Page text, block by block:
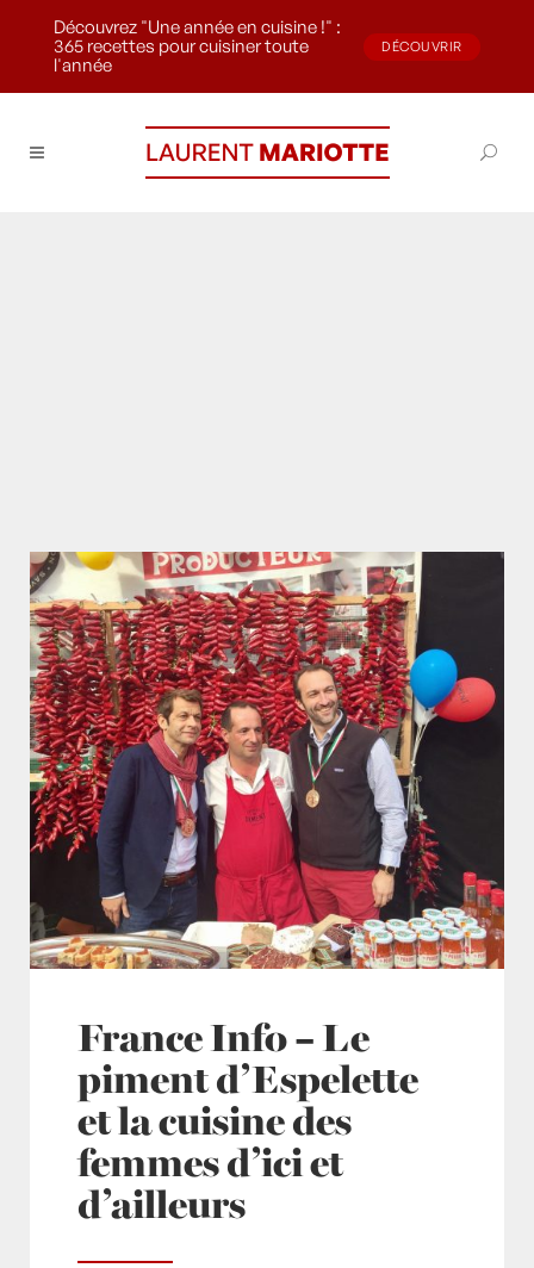
Découvrez "Une année en cuisine !" :
365 recettes pour cuisiner toute
l'année
DÉCOUVRIR
France Info – Le
piment d’Espelette
et la cuisine des
femmes d’ici et
d’ailleurs